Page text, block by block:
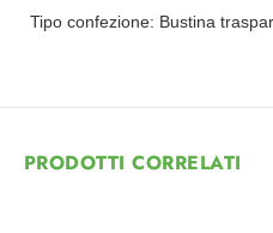
Tipo confezione: Bustina
PRODOTTI CORRELATI